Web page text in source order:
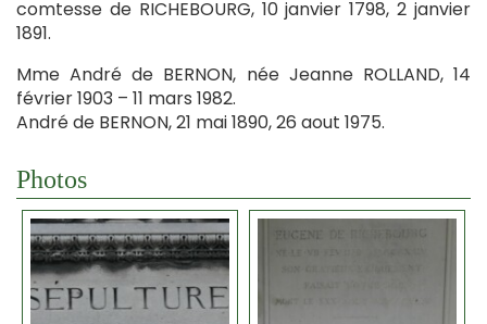
comtesse de RICHEBOURG, 10 janvier 1798, 2 janvier
1891.
Mme André de BERNON, née Jeanne ROLLAND, 14
février 1903 – 11 mars 1982.
André de BERNON, 21 mai 1890, 26 aout 1975.
Photos